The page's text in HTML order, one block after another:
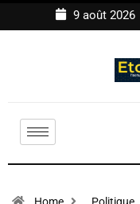
9 août 2026